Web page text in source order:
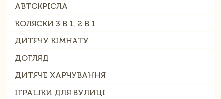
АВТОКРІСЛА
КОЛЯСКИ 3 В 1, 2 В 1
ДИТЯЧУ КІМНАТУ
ДОГЛЯД
ДИТЯЧЕ ХАРЧУВАННЯ
ІГРАШКИ ДЛЯ ВУЛИЦІ